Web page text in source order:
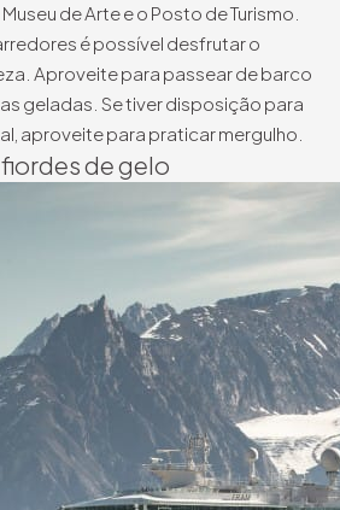
de Arte e o Posto de Turismo.
é possível desfrutar o
Aproveite para passear de barco
geladas. Se tiver disposição para
aproveite para praticar mergulho.
de gelo